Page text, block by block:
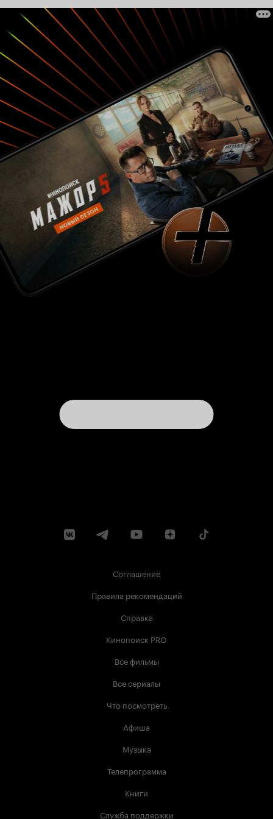
спартанских условиях, имеет охрану,
несколько жен, дружит со всеми знаковыми
людьми в городе. Сериал включает в себя
детективную линию, немного мыла (в
умеренном количестве), ну и все же
в очередной раз предупреждает о подобных
общинах и опасностях, связанных с ними.
Актерский состав неплох. Александр Яцко
в роли Светлейшего тут, конечно, главный
герой. Играет на отлично, этакий Распутин
местного значения. Как всегда на высоте
Надежда Маркова, при том, что и роль сыграна
непростая, от безропотно верящей первой
жены до отчаявшейся женщины, которая
поняла, что всю жизнь жила в обмане.
Из минусов отмечу только исполнительницу
роли Вари, последней жены Светлейшего.
Вроде и личико интересное, но эмоций
никаких не вызвала, хотя вроде как она
главная героиня. Пресная девушка.
Ее киношная сестра Василиса удалась намного
концовку, я бы вообще сказала, что еще одной
серии явно не помешало бы. Лично мне было
непонятно, почему Лора, покинувшая когда-то
секту, борется и пытается вытащить из общины
одну племянницу и совсем не думает
Соглашение
Правила рекомендаций
Справка
Кинопоиск PRO
Все фильмы
Все сериалы
Что посмотреть
Афиша
Музыка
Телепрограмма
Книги
Служба поддержки